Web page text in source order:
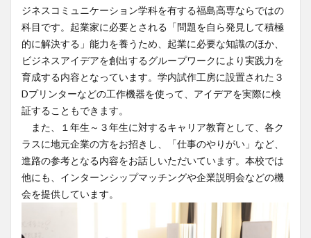
ジネスコミュニケーション学科を有する福島高専ならではの
科目です。起業家に必要とされる「問題を自ら発見して積極
的に解決する」能力を養うため、起業に必要な知識のほか、
ビジネスアイデアを創出するグループワークにより実践力を
育成する内容となっています。学内試作工房に設置された３
Dプリンターなどの工作機器を使って、アイデアを実際に検
証することもできます。
また、１年生～３年生に対するキャリア教育として、各ク
ラスに地元企業の方をお招きし、「仕事のやりがい」など、
進路の参考となる内容をお話しいただいています。本校では
他にも、インターンシップマッチングや企業説明会などの機
会を提供しています。